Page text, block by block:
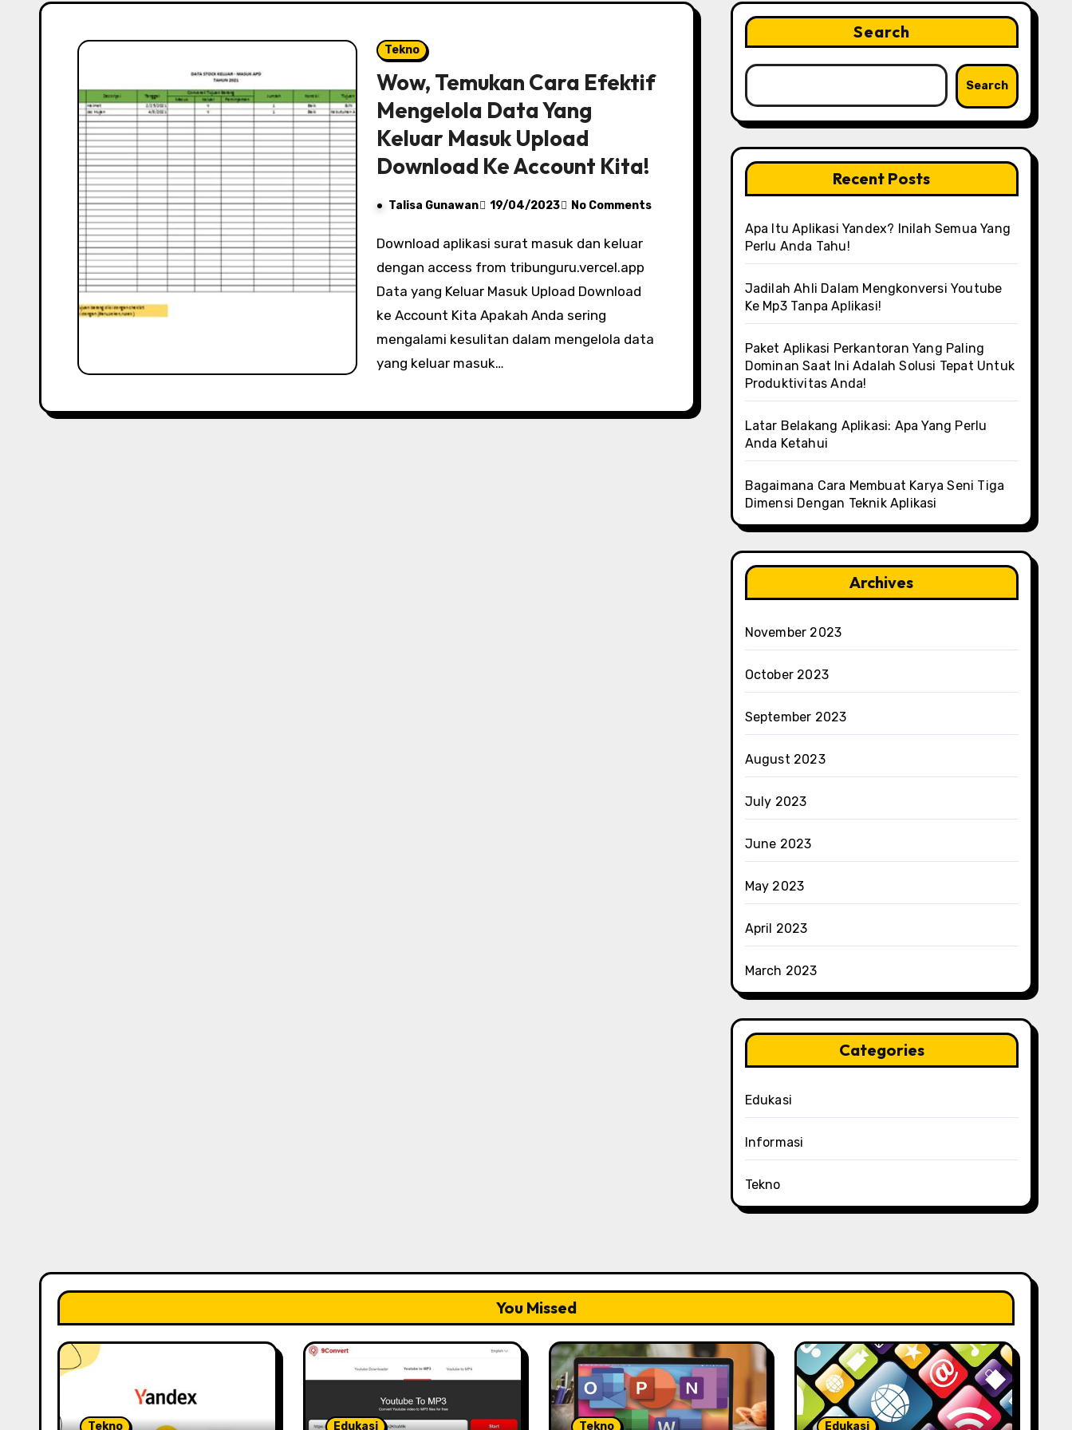
Tekno
Wow, Temukan Cara Efektif
Mengelola Data Yang
Keluar Masuk Upload
Download Ke Account Kita!
Talisa Gunawan 19/04/2023 No Comments
Download aplikasi surat masuk dan keluar
dengan access from tribunguru.vercel.app
Data yang Keluar Masuk Upload Download
ke Account Kita Apakah Anda sering
mengalami kesulitan dalam mengelola data
yang keluar masuk…
Search
Search
Recent Posts
Apa Itu Aplikasi Yandex? Inilah Semua Yang
Perlu Anda Tahu!
Jadilah Ahli Dalam Mengkonversi Youtube
Ke Mp3 Tanpa Aplikasi!
Paket Aplikasi Perkantoran Yang Paling
Dominan Saat Ini Adalah Solusi Tepat Untuk
Produktivitas Anda!
Latar Belakang Aplikasi: Apa Yang Perlu
Anda Ketahui
Bagaimana Cara Membuat Karya Seni Tiga
Dimensi Dengan Teknik Aplikasi
Archives
November 2023
October 2023
September 2023
August 2023
July 2023
June 2023
May 2023
April 2023
March 2023
Categories
Edukasi
Informasi
Tekno
You Missed
Tekno Edukasi Tekno Edukasi